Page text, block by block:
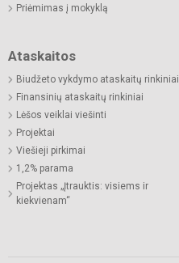
Priėmimas į mokyklą
Ataskaitos
Biudžeto vykdymo ataskaitų rinkiniai
Finansinių ataskaitų rinkiniai
Lėšos veiklai viešinti
Projektai
Viešieji pirkimai
1,2% parama
Projektas „Įtrauktis: visiems ir
kiekvienam“